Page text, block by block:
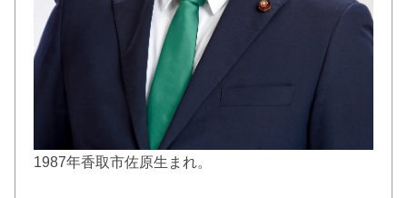
1987年香取市佐原生まれ。